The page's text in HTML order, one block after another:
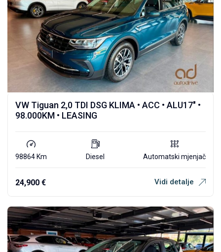
VW Tiguan 2,0 TDI DSG KLIMA • ACC • ALU17″ •
98.000KM • LEASING
98864 Km Diesel Automatski mjenjač
24,900 € Vidi detalje